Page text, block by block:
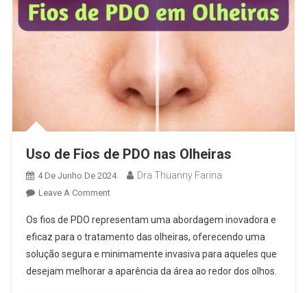
Uso de Fios de PDO nas Olheiras
4 De Junho De 2024 Dra Thuanny Farina
Leave A Comment
Os fios de PDO representam uma abordagem inovadora e
eficaz para o tratamento das olheiras, oferecendo uma
solução segura e minimamente invasiva para aqueles que
desejam melhorar a aparência da área ao redor dos olhos.